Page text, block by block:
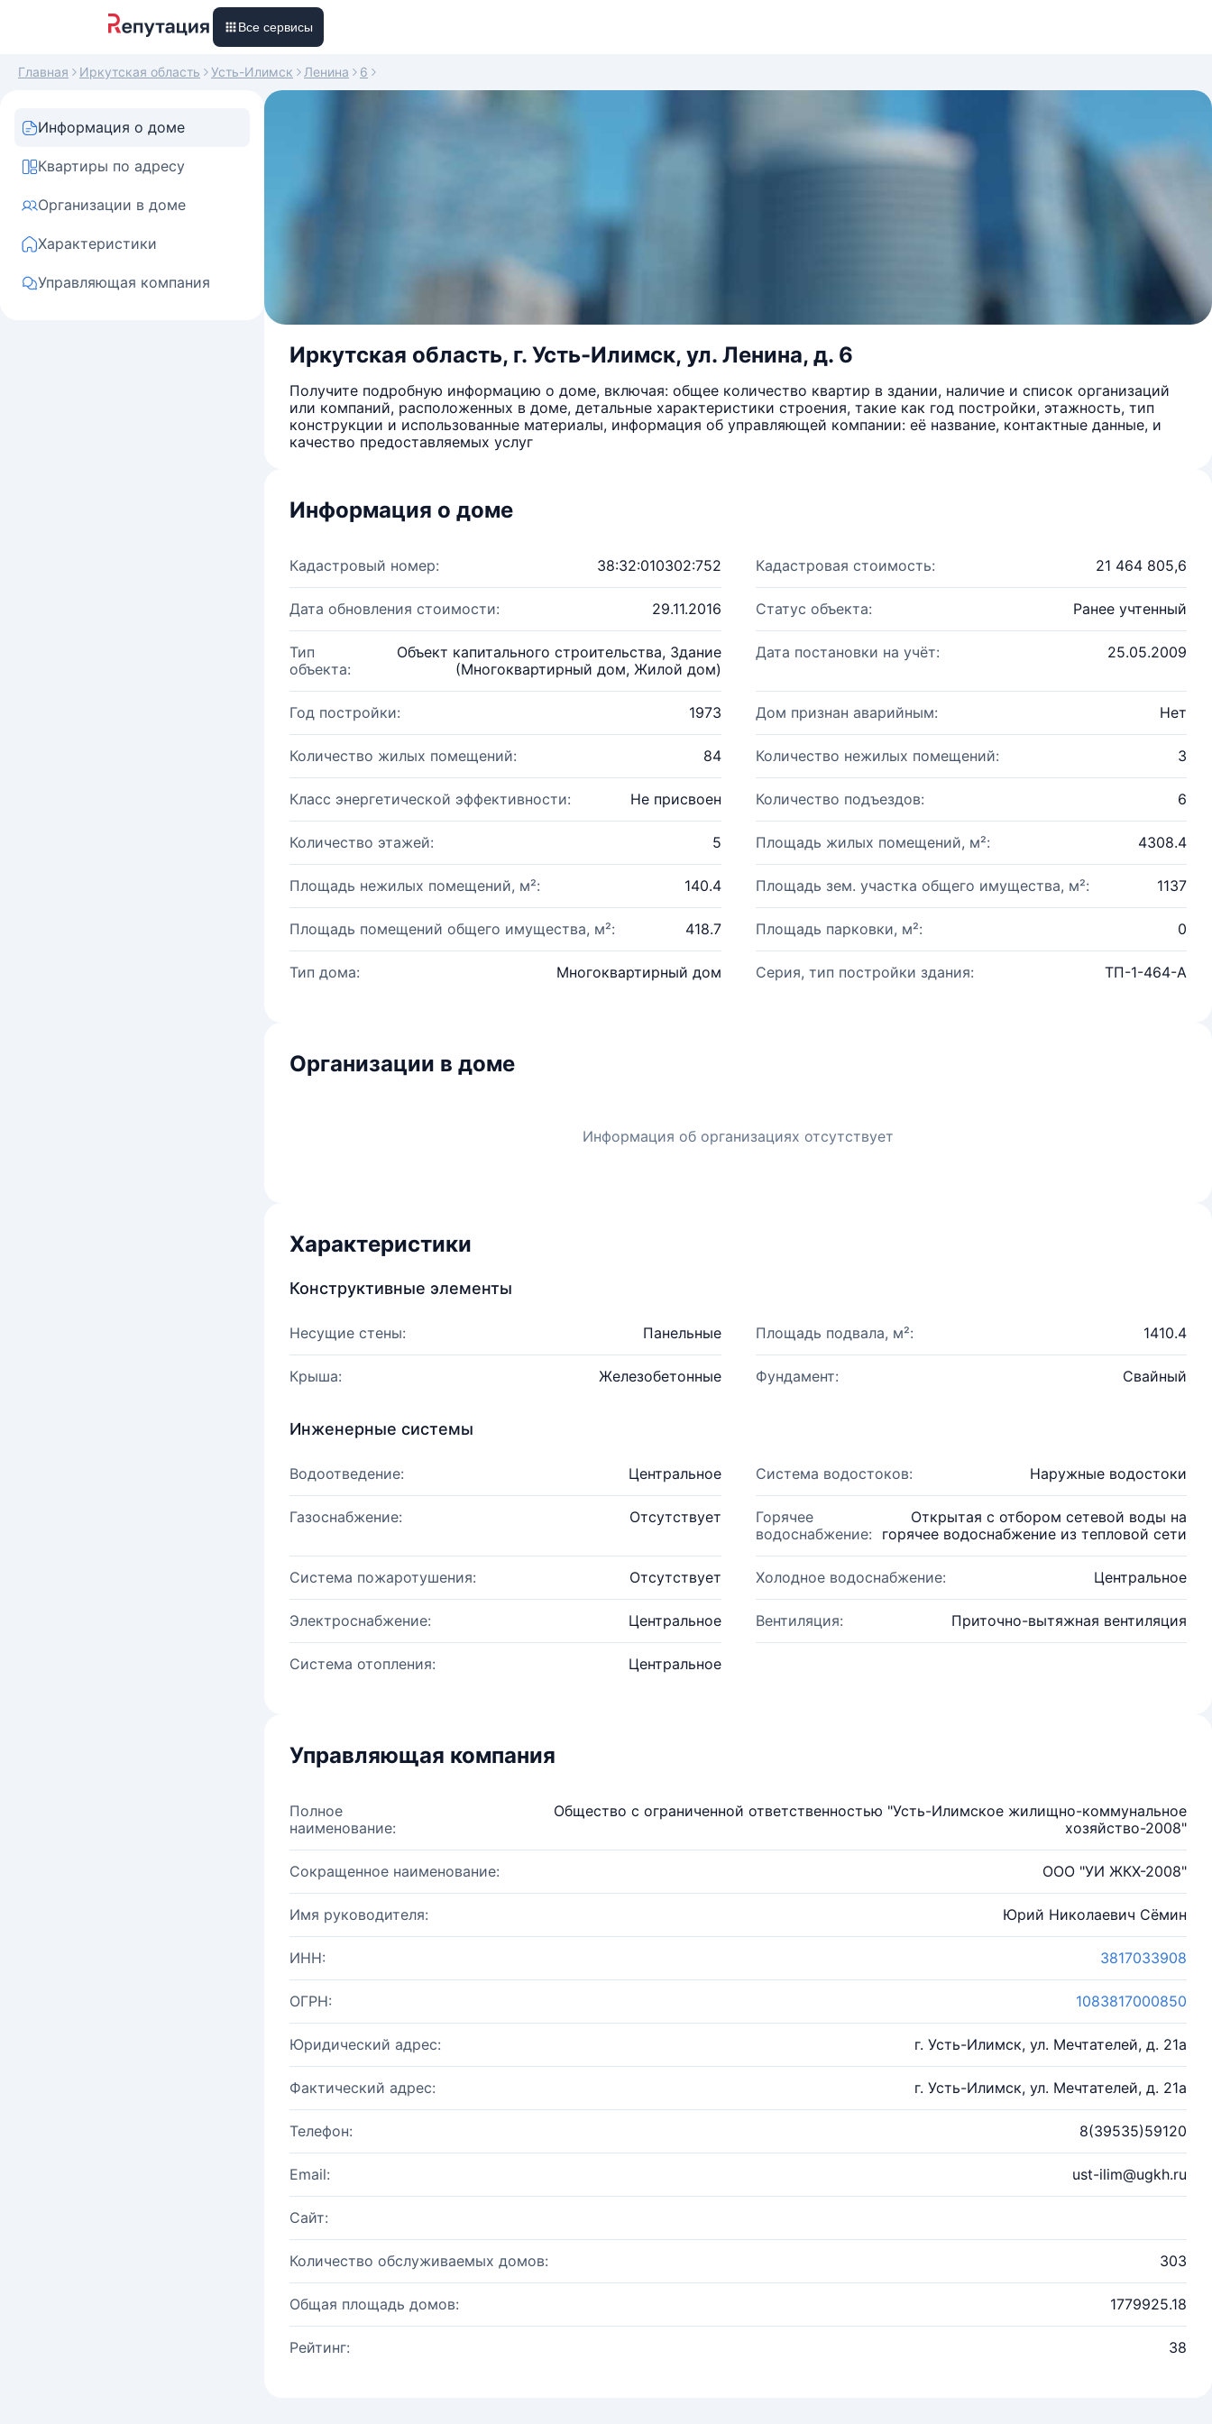
Все сервисы
Главная Иркутская область Усть-Илимск Ленина 6
Информация о доме
Квартиры по адресу
Организации в доме
Характеристики
Управляющая компания
Иркутская область, г. Усть-Илимск, ул. Ленина, д. 6
Получите подробную информацию о доме, включая: общее количество квартир в здании, наличие и список организаций
или компаний, расположенных в доме, детальные характеристики строения, такие как год постройки, этажность, тип
конструкции и использованные материалы, информация об управляющей компании: её название, контактные данные, и
качество предоставляемых услуг
Информация о доме
Кадастровый номер: 38:32:010302:752 Кадастровая стоимость: 21 464 805,6
Дата обновления стоимости: 29.11.2016 Статус объекта: Ранее учтенный
Тип
объекта:
Объект капитального строительства, Здание
(Многоквартирный дом, Жилой дом)
Дата постановки на учёт: 25.05.2009
Год постройки: 1973 Дом признан аварийным: Нет
Количество жилых помещений: 84 Количество нежилых помещений: 3
Класс энергетической эффективности: Не присвоен Количество подъездов: 6
Количество этажей: 5 Площадь жилых помещений, м²: 4308.4
Площадь нежилых помещений, м²: 140.4 Площадь зем. участка общего имущества, м²: 1137
Площадь помещений общего имущества, м²: 418.7 Площадь парковки, м²: 0
Тип дома: Многоквартирный дом Серия, тип постройки здания: ТП-1-464-А
Организации в доме
Информация об организациях отсутствует
Характеристики
Конструктивные элементы
Несущие стены: Панельные Площадь подвала, м²: 1410.4
Крыша: Железобетонные Фундамент: Свайный
Инженерные системы
Водоотведение: Центральное Система водостоков: Наружные водостоки
Газоснабжение: Отсутствует
Горячее
водоснабжение:
Открытая с отбором сетевой воды на
горячее водоснабжение из тепловой сети
Система пожаротушения: Отсутствует Холодное водоснабжение: Центральное
Электроснабжение: Центральное Вентиляция: Приточно-вытяжная вентиляция
Система отопления: Центральное
Управляющая компания
Полное
наименование:
Общество с ограниченной ответственностью "Усть-Илимское жилищно-коммунальное
хозяйство-2008"
Сокращенное наименование: ООО "УИ ЖКХ-2008"
Имя руководителя: Юрий Николаевич Сёмин
ИНН: 3817033908
ОГРН: 1083817000850
Юридический адрес: г. Усть-Илимск, ул. Мечтателей, д. 21а
Фактический адрес: г. Усть-Илимск, ул. Мечтателей, д. 21а
Телефон: 8(39535)59120
Email: ust-ilim@ugkh.ru
Сайт:
Количество обслуживаемых домов: 303
Общая площадь домов: 1779925.18
Рейтинг: 38